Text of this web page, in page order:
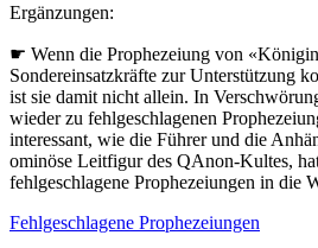
Ergänzungen:
☛ Wenn die Prophezeiung von
Sondereinsatzkräfte zur Unterstützung
ist sie damit nicht allein. In
wieder zu fehlgeschlagenen
interessant, wie die Führer und die
ominöse Leitfigur des QAnon-Kultes,
fehlgeschlagene Prophezeiungen in die
Fehlgeschlagene Prophezeiungen